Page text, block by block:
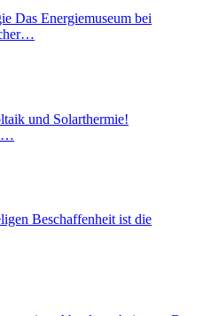
Das Energiemuseum bei
und Solarthermie!
Beschaffenheit ist die